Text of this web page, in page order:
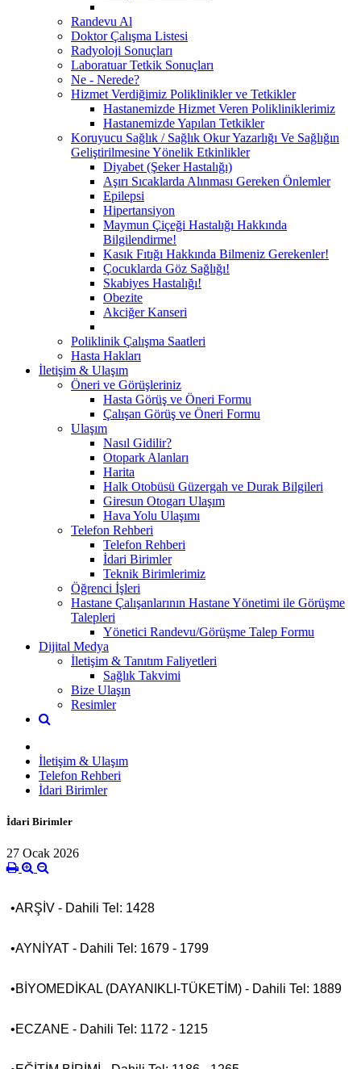
Randevu Al
Doktor Çalışma Listesi
Radyoloji Sonuçları
Laboratuar Tetkik Sonuçları
Ne - Nerede?
Hizmet Verdiğimiz Poliklinikler ve Tetkikler
Hastanemizde Hizmet Veren Polikliniklerimiz
Hastanemizde Yapılan Tetkikler
Koruyucu Sağlık / Sağlık Okur Yazarlığı Ve Sağlığın
Geliştirilmesine Yönelik Etkinlikler
Diyabet (Şeker Hastalığı)
Aşırı Sıcaklarda Alınması Gereken Önlemler
Epilepsi
Hipertansiyon
Maymun Çiçeği Hastalığı Hakkında
Bilgilendirme!
Kasık Fıtığı Hakkında Bilmeniz Gerekenler!
Çocuklarda Göz Sağlığı!
Skabiyes Hastalığı!
Obezite
Akciğer Kanseri
Poliklinik Çalışma Saatleri
Hasta Hakları
İletişim & Ulaşım
Öneri ve Görüşleriniz
Hasta Görüş ve Öneri Formu
Çalışan Görüş ve Öneri Formu
Ulaşım
Nasıl Gidilir?
Otopark Alanları
Harita
Halk Otobüsü Güzergah ve Durak Bilgileri
Giresun Otogarı Ulaşım
Hava Yolu Ulaşımı
Telefon Rehberi
Telefon Rehberi
İdari Birimler
Teknik Birimlerimiz
Öğrenci İşleri
Hastane Çalışanlarının Hastane Yönetimi ile Görüşme
Talepleri
Yönetici Randevu/Görüşme Talep Formu
Dijital Medya
İletişim & Tanıtım Faliyetleri
Sağlık Takvimi
Bize Ulaşın
Resimler
İletişim & Ulaşım
Telefon Rehberi
İdari Birimler
İdari Birimler
27 Ocak 2026
•ARŞİV - Dahili Tel: 1428
•AYNİYAT - Dahili Tel: 1679 - 1799
•BİYOMEDİKAL (DAYANIKLI-TÜKETİM) - Dahili Tel: 1889
•ECZANE - Dahili Tel: 1172 - 1215